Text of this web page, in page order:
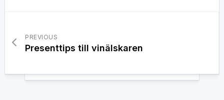
PREVIOUS
Presenttips till vinälskaren